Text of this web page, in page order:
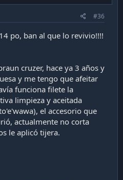
#36
po, ban al que lo revivio!!!!
cruzer, hace ya 3 años y
y me tengo que afeitar
funciona filete la
limpieza y aceitada
el accesorio que
actualmente no corta
le aplicó tijera.